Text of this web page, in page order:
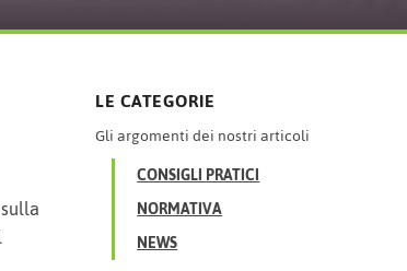
LE CATEGORIE
Gli argomenti dei nostri articoli
CONSIGLI PRATICI
NORMATIVA
NEWS